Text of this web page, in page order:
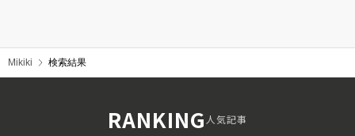
Mikiki 検索結果
RANKING人気記事